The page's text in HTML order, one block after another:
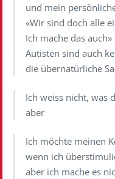
und mein
«Wir sind doch alle
Ich mache das auch»
Autisten sind auch
die übernatürliche
Ich weiss nicht, was
aber
Ich möchte meinen
wenn ich
aber ich mache es